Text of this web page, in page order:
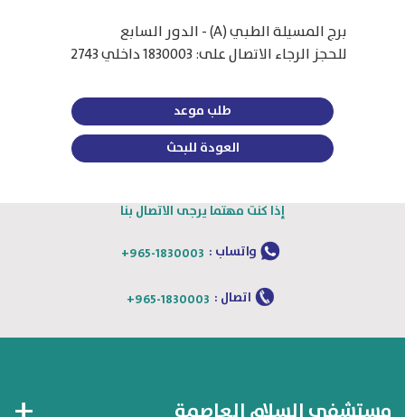
برج المسيلة الطبي (A) - الدور السابع
للحجز الرجاء الاتصال على: 1830003 داخلي 2743
طلب موعد
العودة للبحث
إذا كنت مهتما يرجى الاتصال بنا
واتساب : +965-1830003
اتصال : +965-1830003